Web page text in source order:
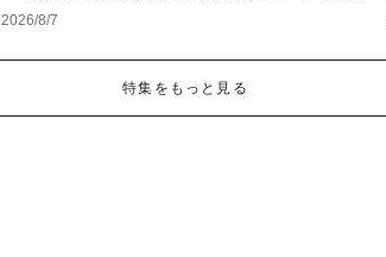
版！男女別正解スタイルとNGな着こなし
2026/8/7
特集をもっと見る